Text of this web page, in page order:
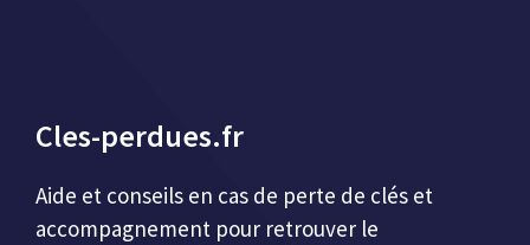
Cles-perdues.fr
Aide et conseils en cas de perte de clés et
accompagnement pour retrouver le